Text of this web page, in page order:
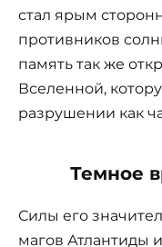
стал ярым
противников
память так же
Вселенной,
разрушении как
Темное
Силы его
магов Атлантиды